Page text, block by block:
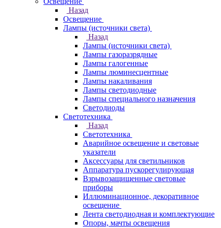
Назад
Освещение
Лампы (источники света)
Назад
Лампы (источники света)
Лампы газоразрядные
Лампы галогенные
Лампы люминесцентные
Лампы накаливания
Лампы светодиодные
Лампы специального назначения
Светодиоды
Светотехника
Назад
Светотехника
Аварийное освещение и световые
указатели
Аксессуары для светильников
Аппаратура пускорегулирующая
Взрывозащищенные световые
приборы
Иллюминационное, декоративное
освещение
Лента светодиодная и комплектующие
Опоры, мачты освещения